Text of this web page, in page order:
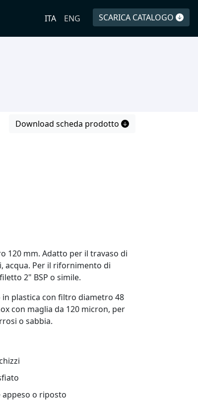
ITA ENG SCARICA CATALOGO
Download scheda prodotto
120 mm. Adatto per il travaso di
acqua. Per il rifornimento di
2" BSP o simile.
in plastica con filtro diametro 48
con maglia da 120 micron, per
o sabbia.
appeso o riposto